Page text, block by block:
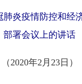
炎疫情防控和经
部署会议上的讲话
（2020年2月23日）